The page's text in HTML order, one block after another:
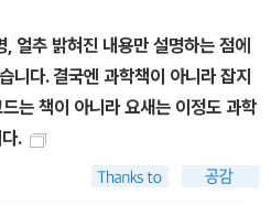
및 약품의 부작용 암, 당뇨병,
질병에 관련된 유전자가 조사되었
해 환자에게 적합한 약품을 처방하
어나기 전에 태아의 건강 상태를 알
도 그 진행 정도나, 약품의 효과가
얼추 밝혀진 내용만 설명하는 점에
니다. 결국엔 과학책이 아니라 잡지
는 책이 아니라 요새는 이정도 과학
.